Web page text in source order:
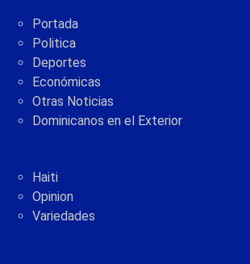
Portada
Politica
Deportes
Económicas
Otras Noticias
Dominicanos en el Exterior
Haiti
Opinion
Variedades